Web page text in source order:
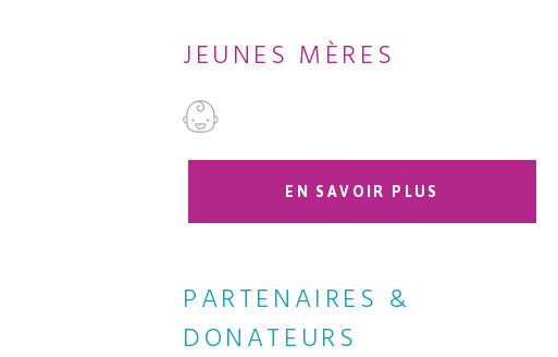
JEUNES MÈRES
EN SAVOIR PLUS
PARTENAIRES &
DONATEURS